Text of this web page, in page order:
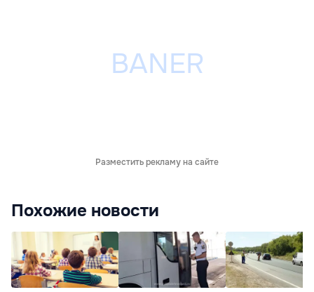
Разместить рекламу на сайте
Похожие новости